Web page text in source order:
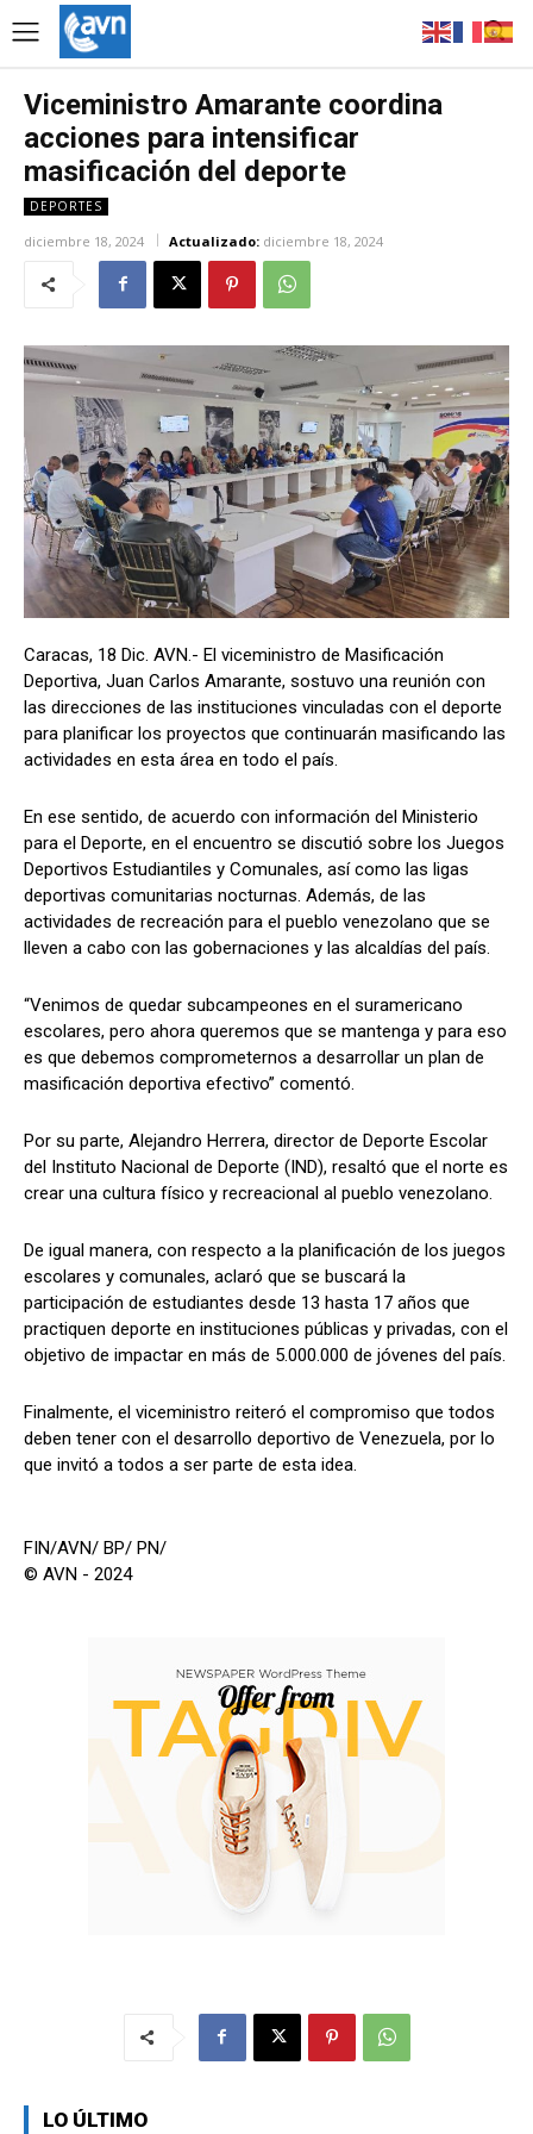
Viceministro Amarante coordina
acciones para intensificar
masificación del deporte
DEPORTES
diciembre 18, 2024 Actualizado: diciembre 18, 2024
Caracas, 18 Dic. AVN.- El viceministro de Masificación
Deportiva, Juan Carlos Amarante, sostuvo una reunión con
las direcciones de las instituciones vinculadas con el deporte
para planificar los proyectos que continuarán masificando las
actividades en esta área en todo el país.
En ese sentido, de acuerdo con información del Ministerio
para el Deporte, en el encuentro se discutió sobre los Juegos
Deportivos Estudiantiles y Comunales, así como las ligas
deportivas comunitarias nocturnas. Además, de las
actividades de recreación para el pueblo venezolano que se
lleven a cabo con las gobernaciones y las alcaldías del país.
“Venimos de quedar subcampeones en el suramericano
escolares, pero ahora queremos que se mantenga y para eso
es que debemos comprometernos a desarrollar un plan de
masificación deportiva efectivo” comentó.
Por su parte, Alejandro Herrera, director de Deporte Escolar
del Instituto Nacional de Deporte (IND), resaltó que el norte es
crear una cultura físico y recreacional al pueblo venezolano.
De igual manera, con respecto a la planificación de los juegos
escolares y comunales, aclaró que se buscará la
participación de estudiantes desde 13 hasta 17 años que
practiquen deporte en instituciones públicas y privadas, con el
objetivo de impactar en más de 5.000.000 de jóvenes del país.
Finalmente, el viceministro reiteró el compromiso que todos
deben tener con el desarrollo deportivo de Venezuela, por lo
que invitó a todos a ser parte de esta idea.
FIN/AVN/ BP/ PN/
© AVN - 2024
LO ÚLTIMO